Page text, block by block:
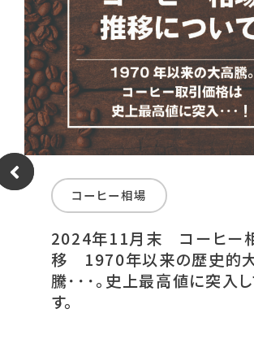
コーヒー相場
2024年11月末 コーヒー
移 1970年以来の歴史的
騰･･･｡史上最高値に突入し
す。